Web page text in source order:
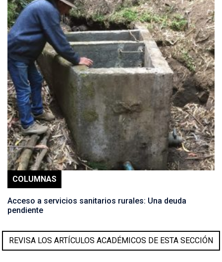
COLUMNAS
Acceso a servicios sanitarios rurales: Una deuda
pendiente
REVISA LOS ARTÍCULOS ACADÉMICOS DE ESTA SECCIÓN